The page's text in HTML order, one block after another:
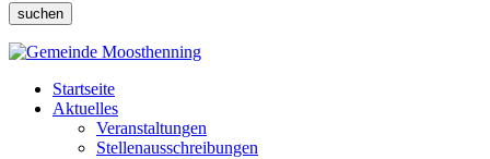
suchen
Startseite
Aktuelles
Veranstaltungen
Stellenausschreibungen